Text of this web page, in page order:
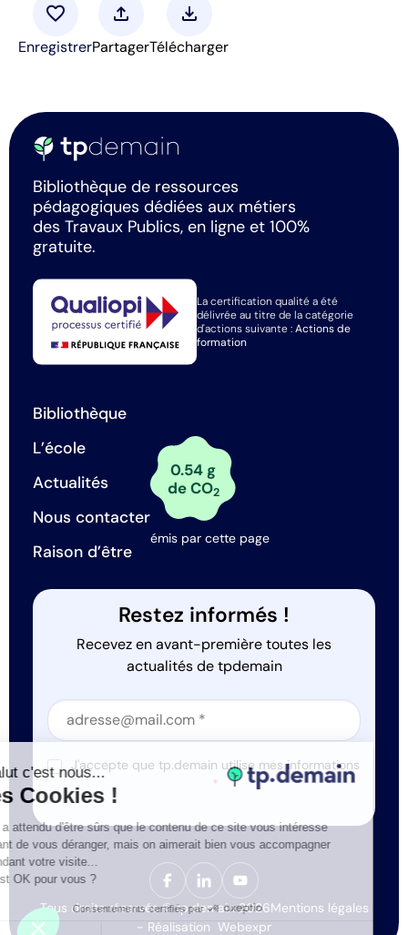
favorite
Enregistrer
upload
Partager
download
Télécharger
Bibliothèque de ressources
pédagogiques dédiées aux métiers
des Travaux Publics, en ligne et 100%
gratuite.
La certification qualité a été
délivrée au titre de la catégorie
d'actions suivante :Actions de
formation
Bibliothèque
L’école
Actualités
Nous contacter
Raison d’être
0.54 g
de CO2
émis par cette page
Restez informés !
Recevez en avant-première toutes les
actualités de tpdemain
Section
Section
J'accepte que tp.demain utilise mes informations
*
Tous droits réservés © tp.demain 2026Mentions légales
- Réalisation Webexpr
Salut c'est nous...
les Cookies !
On a attendu d'être sûrs que le contenu de ce site vous intéresse
avant de vous déranger, mais on aimerait bien vous accompagner
pendant votre visite...
C'est OK pour vous ?
Consentements certifiés par